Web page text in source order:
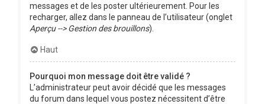
messages et de les poster ultérieurement. Pour les
recharger, allez dans le panneau de l’utilisateur (onglet
Aperçu --> Gestion des brouillons).
Haut
Pourquoi mon message doit être validé ?
L’administrateur peut avoir décidé que les messages
du forum dans lequel vous postez nécessitent d’être